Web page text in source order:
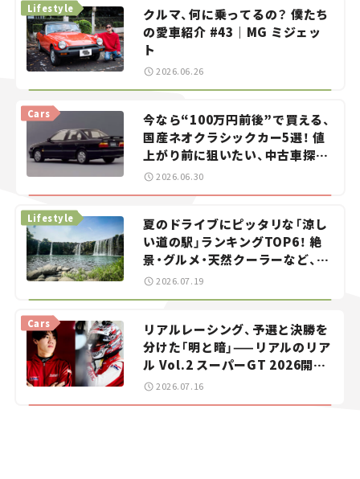
クルマ、何に乗ってるの？ 僕たち
の愛車紹介 #43｜MG ミジェッ
ト
Lifestyle
2026.06.26
今なら“100万円前後”で買える、
国産ネオクラシックカー5選！ 値
上がり前に狙いたい、中古車探し
をお手伝い――ちょっとイケてるマ
Cars
2026.06.30
夏のドライブにピッタリな「涼し
い道の駅」ランキングTOP6！ 絶
景・グルメ・天然クーラーなど、避
暑におすすめのスポットを紹介
【道の駅マニアの推し駅ガイド】
Lifestyle
2026.07.19
リアルレーシング、予選と決勝を
分けた「明と暗」——リアルのリア
ル Vol.2 スーパーGT 2026開幕
戦 岡山国際サーキット
Cars
2026.07.16